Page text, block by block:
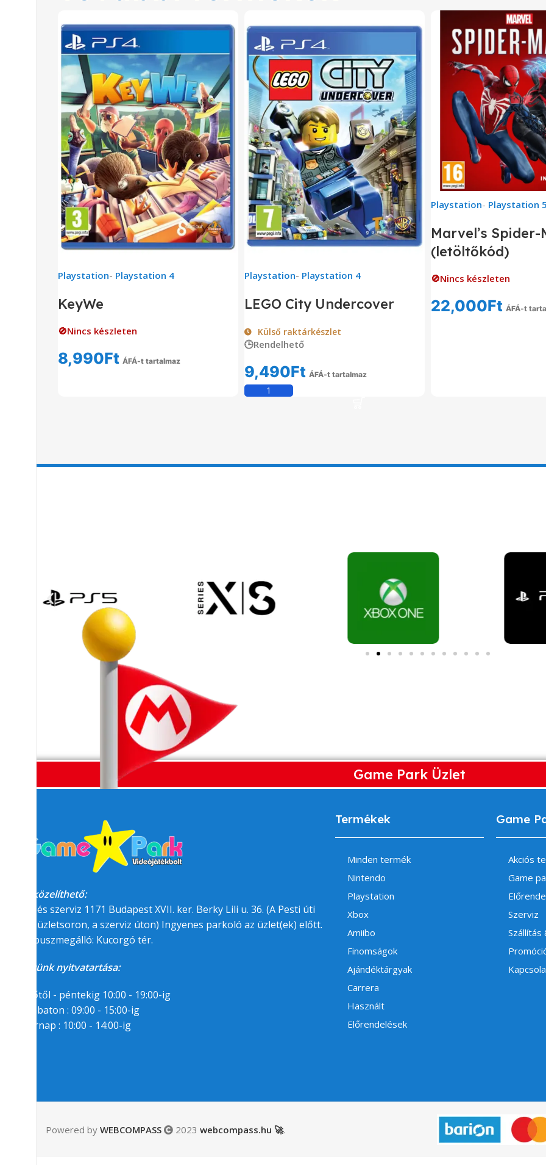
Segítségre van
06/30/94-22-55-8
Messenger
Playstation- Playstation 4
KeyWe
🚫Nincs készleten
8,990Ft ÁFÁ-t tartalmaz
Playstation- Playstation 4
LEGO City Undercover
Külső raktárkészlet
🕒Rendelhető
9,490Ft ÁFÁ-t tartalmaz
Playstation- Playstation
Marvel’s Spider-
(letöltőkód)
🚫Nincs készleten
22,000Ft ÁFÁ-t
Game Park Üzlet
Megközelíthető:
üzlet és szerviz 1171 Budapest XVII. ker. Berky Lili u. 36. (A Pesti úti
felőli üzletsoron, a szerviz úton) Ingyenes parkoló az üzlet(ek) előtt.
BKK buszmegálló: Kucorgó tér.
Üzletünk nyitvatartása:
Hétfőtől - péntekig 10:00 - 19:00-ig
Szombaton : 09:00 - 15:00-ig
Vasárnap : 10:00 - 14:00-ig
Termékek
Minden termék
Nintendo
Playstation
Xbox
Amiibo
Finomságok
Ajándéktárgyak
Carrera
Használt
Előrendelések
Game
Akciós
Game
Szerviz
Szállítás
Powered by WEBCOMPASS 2023 webcompass.hu 🚀.